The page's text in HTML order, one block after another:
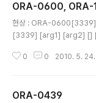
ORA-0600, ORA-
현상 : ORA-0600[3339]
[3339] [arg1] [arg2] []
블럭의 DBA(Data Block
0 0 2010. 5. 24.
ORA-0439